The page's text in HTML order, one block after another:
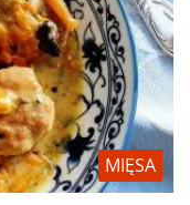
MIĘSA